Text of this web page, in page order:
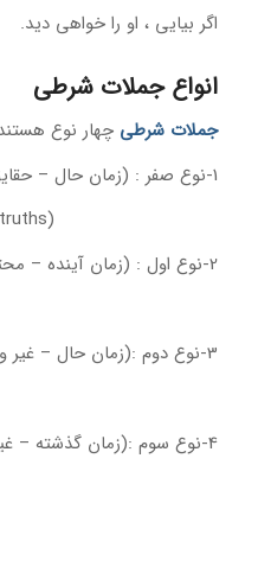
اگر بیایی ، او را خواهی دید.
انواع جملات شرطی
جملات شرطی چهار نوع
1-نوع صفر : (زمان حال – حقایق کلی )
2-نوع اول : (زمان آینده – محتمل )
3-نوع دوم :(زمان حال – غیر واقعی )
4-نوع سوم :(زمان گذشته – غیر واقعی )